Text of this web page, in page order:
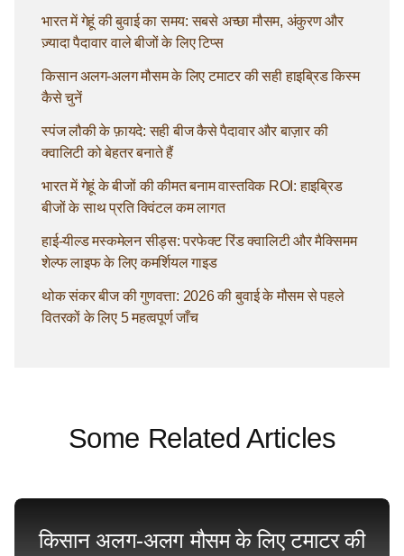
भारत में गेहूं की बुवाई का समय: सबसे अच्छा मौसम, अंकुरण और
ज़्यादा पैदावार वाले बीजों के लिए टिप्स
किसान अलग-अलग मौसम के लिए टमाटर की सही हाइब्रिड किस्म
कैसे चुनें
स्पंज लौकी के फ़ायदे: सही बीज कैसे पैदावार और बाज़ार की
क्वालिटी को बेहतर बनाते हैं
भारत में गेहूं के बीजों की कीमत बनाम वास्तविक ROI: हाइब्रिड
बीजों के साथ प्रति क्विंटल कम लागत
हाई-यील्ड मस्कमेलन सीड्स: परफेक्ट रिंड क्वालिटी और मैक्सिमम
शेल्फ लाइफ के लिए कमर्शियल गाइड
थोक संकर बीज की गुणवत्ता: 2026 की बुवाई के मौसम से पहले
वितरकों के लिए 5 महत्वपूर्ण जाँच
Some Related Articles
किसान अलग-अलग मौसम के लिए टमाटर की